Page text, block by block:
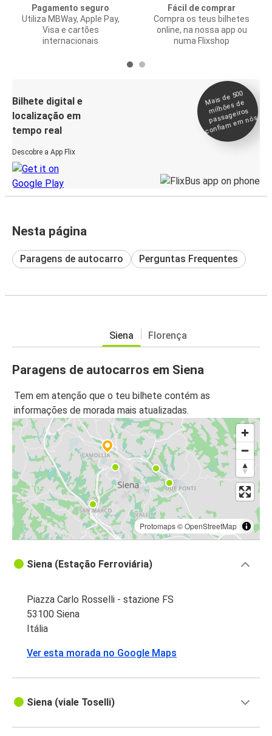
Pagamento seguro
Utiliza MBWay, Apple Pay,
Visa e cartões
internacionais
Fácil de comprar
Compra os teus bilhetes
online, na nossa app ou
numa Flixshop
Bilhete digital e
localização em
tempo real
Descobre a App Flix
Mais de 500
milhões de
passageiros
confia
m e
m nós
Nesta página
Paragens de autocarro Perguntas Frequentes
Siena Florença
Paragens de autocarros em Siena
Tem em atenção que o teu bilhete contém as
informações de morada mais atualizadas.
Protomaps©OpenStreetMap
Siena (Estação Ferroviária)
Piazza Carlo Rosselli - stazione FS
53100 Siena
Itália
Ver esta morada no Google Maps
Siena (viale Toselli)